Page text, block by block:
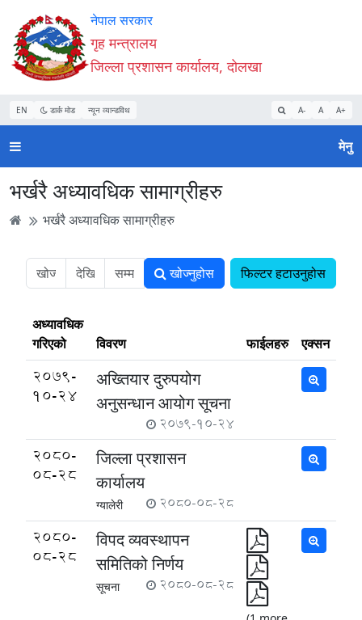
Accessibility
Mode
सुरु
गर्नुहोस्
सामाग्री
पढ्नुहाेस्
नेभिगेसन
पढ्नुहाेस्
वेबसाइट
खोजमा
जानुहोस्
नेपाल सरकार
गृह मन्त्रालय
जिल्ला प्रशासन कार्यालय, दोलखा
EN डार्क मोड न्यून व्यान्डविथ A- A A+
मेनु
भर्खरै अध्यावधिक सामाग्रीहरु
भर्खरै अध्यावधिक सामाग्रीहरु
खोज्नुहोस फिल्टर हटाउनुहोस
अध्यावधिक
गरिएको
विवरण फाईलहरु एक्सन
2079-
10-24
अख्तियार दुरुपयोग
अनुसन्धान आयोग सूचना
2079-10-24
2080-
08-28
जिल्ला प्रशासन
कार्यालय
ग्यालेरी 2080-08-28
2080-
08-28
विपद व्यवस्थापन
समितिको निर्णय
सूचना 2080-08-28